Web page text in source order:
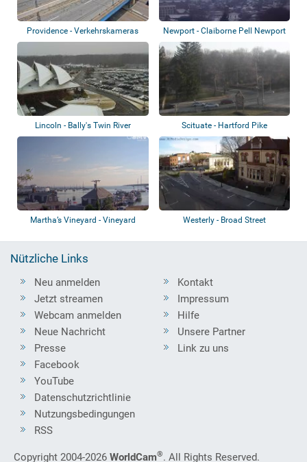
Providence - Verkehrskameras
Newport - Claiborne Pell Newport
Lincoln - Bally's Twin River
Lincoln
Scituate - Hartford Pike
Martha’s Vineyard - Vineyard
Westerly - Broad Street
Nützliche Links
Neu anmelden
Jetzt streamen
Webcam anmelden
Neue Nachricht
Presse
Kontakt
Impressum
Hilfe
Unsere Partner
Link zu uns
Facebook
YouTube
Datenschutzrichtlinie
Nutzungsbedingungen
RSS
Copyright 2004-2026 WorldCam®. All Rights Reserved.